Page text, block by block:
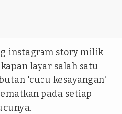
instagram story milik
layar salah satu
'cucu kesayangan'
pada setiap